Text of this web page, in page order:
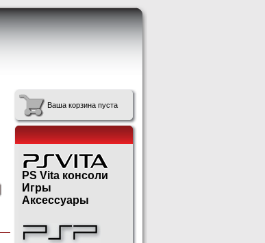
Ваша корзина пуста
PS Vita консоли
Игры
Аксессуары